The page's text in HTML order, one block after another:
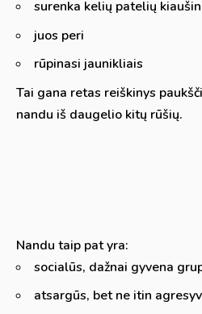
surenka kelių patelių
juos peri
rūpinasi jaunikliais
Tai gana retas reiškinys
nandu iš daugelio kitų rūšių.
Nandu taip pat yra:
socialūs, dažnai gyvena
atsargūs, bet ne itin